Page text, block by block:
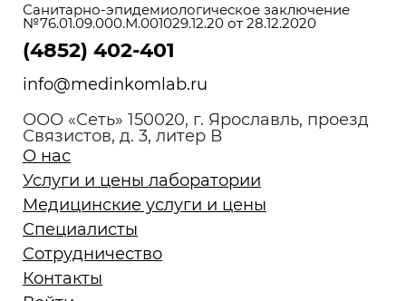
Санитарно-эпидемиологическое заключение
№76.01.09.000.М.001029.12.20 от 28.12.2020
(4852) 402-401
info@medinkomlab.ru
ООО «Сеть» 150020, г. Ярославль, проезд
Связистов, д. 3, литер В
О нас
Услуги и цены лаборатории
Медицинские услуги и цены
Специалисты
Сотрудничество
Контакты